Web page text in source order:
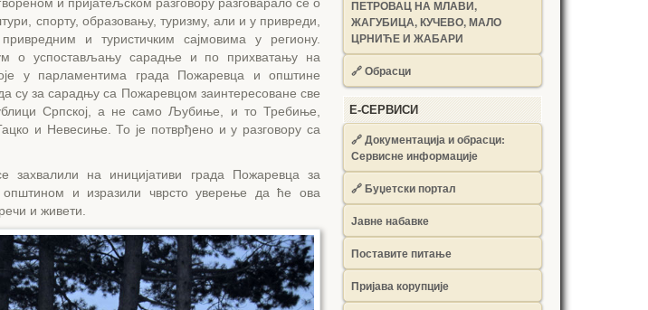
спорту, образовању, туризму, али и у привреди,
и туристичким сајмовима у региону.
о успостављању сарадње и по прихватању на
у парламентима града Пожаревца и општине
су за сарадњу са Пожаревцом заинтересоване све
Српској, а не само Љубиње, и то Требиње,
и Невесиње. То је потврђено и у разговору са
на иницијативи града Пожаревца за
и изразили чврсто уверење да ће ова
и живети.
ПЕТРОВАЦ НА МЛАВИ,
ЖАГУБИЦА, КУЧЕВО, МАЛО
ЦРНИЋЕ И ЖАБАРИ
🔗Обрасци
Е-СЕРВИСИ
🔗 Документација и обрасци:
Сервисне информације
🔗 Буџетски портал
Јавне набавке
Поставите питање
Пријава корупције